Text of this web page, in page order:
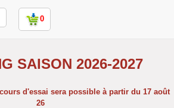
0
SAISON 2026-2027
d'essai sera possible à partir du 17 août
26